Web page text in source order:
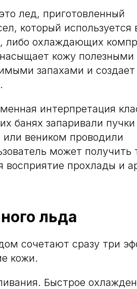
лед, приготовленный
который используется
либо охлаждающих
кожу полезными
запахами и создает
интерпретация
банях запаривали
веником проводили
может получить
прохлады и
льда
сочетают сразу три
кожи.
Быстрое